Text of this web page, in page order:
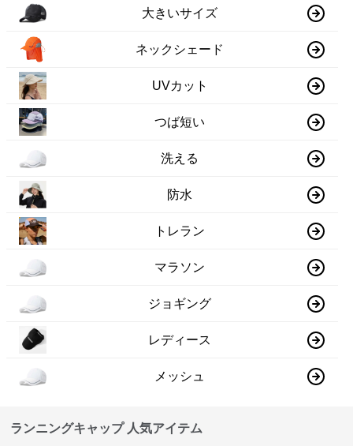
大きいサイズ
ネックシェード
UVカット
つば短い
洗える
防水
トレラン
マラソン
ジョギング
レディース
メッシュ
ランニングキャップ 人気アイテム